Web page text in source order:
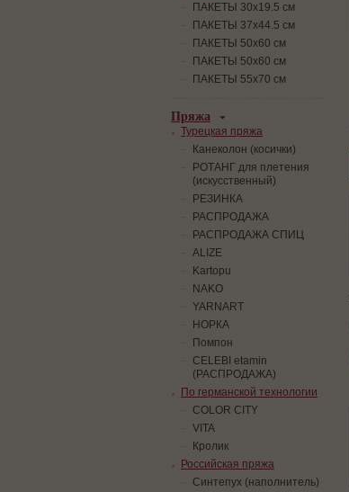
ПАКЕТЫ 30х19.5 см
ПАКЕТЫ 37х44.5 см
ПАКЕТЫ 50х60 см
ПАКЕТЫ 50х60 см
ПАКЕТЫ 55х70 см
Пряжа
Турецкая пряжа
Канеколон (косички)
РОТАНГ для плетения
(искусственный)
PЕЗИНКА
РАСПРОДАЖА
РАСПРОДАЖА СПИЦ
ALIZE
Kartopu
NAKO
YARNART
НОРКА
Помпон
СELEBI etamin
(РАСПРОДАЖА)
По германской технологии
COLOR CITY
VITA
Кролик
Российская пряжа
Синтепух (наполнитель)